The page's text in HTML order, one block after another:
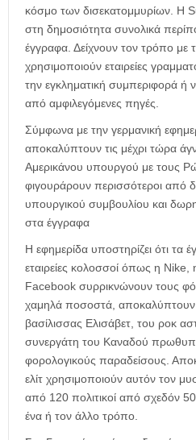
κόσμο των δισεκατομμυρίων. Η
στη δημοσιότητα συνολικά
έγγραφα. Δείχνουν τον τρόπο με
χρησιμοποιούν εταιρείες
την εγκληματική συμπεριφορά
από αμφιλεγόμενες πηγές.
Σύμφωνα με την γερμανική
αποκαλύπτουν τις μέχρι τώρα
Αμερικάνου υπουργού με τους
φιγουράρουν περισσότεροι από
υπουργικού συμβουλίου και
στα έγγραφα
Η εφημερίδα υποστηρίζει ότι τα
εταιρείες κολοσσοί όπως η
Facebook συρρικνώνουν τους
χαμηλά ποσοστά, αποκαλύπτουν
βασίλισσας Ελισάβετ, του ροκ
συνεργάτη του Καναδού
φορολογικούς παραδείσους.
ελίτ χρησιμοποιούν αυτόν τον
από 120 πολιτικοί από σχεδόν
ένα ή τον άλλο τρόπο.